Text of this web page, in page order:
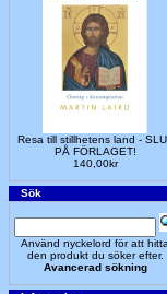
Resa till stillhetens land -
PÅ FÖRLAGET!
140,00kr
Sök
Använd nyckelord för att hitta
den produkt du söker efter.
Avancerad sökning